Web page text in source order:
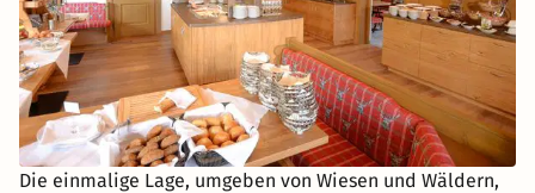
Die einmalige Lage, umgeben von Wiesen und Wäldern,